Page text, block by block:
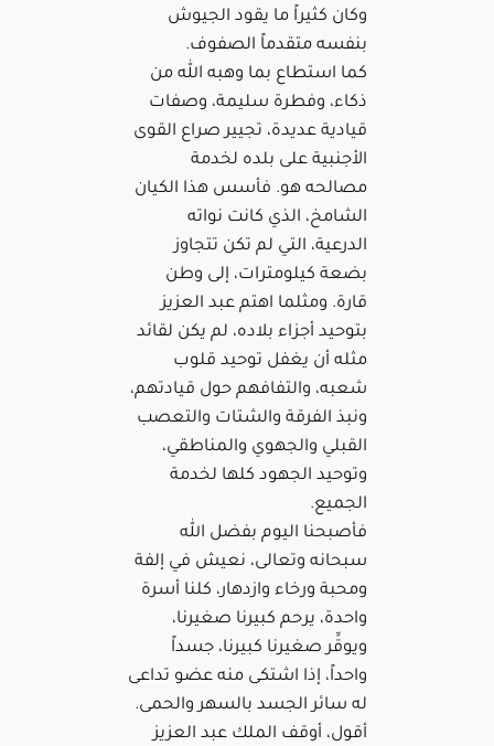
وكان كثيراً ما يقود الجيوش
بنفسه متقدماً الصفوف.
كما استطاع بما وهبه الله من
ذكاء، وفطرة سليمة، وصفات
قيادية عديدة، تجيير صراع القوى
الأجنبية على بلده لخدمة
مصالحه هو. فأسس هذا الكيان
الشامخ، الذي كانت نواته
الدرعية، التي لم تكن تتجاوز
بضعة كيلومترات، إلى وطن
قارة. ومثلما اهتم عبد العزيز
بتوحيد أجزاء بلاده، لم يكن لقائد
مثله أن يغفل توحيد قلوب
شعبه، والتفافهم حول قيادتهم،
ونبذ الفرقة والشتات والتعصب
القبلي والجهوي والمناطقي،
وتوحيد الجهود كلها لخدمة
الجميع.
فأصبحنا اليوم بفضل الله
سبحانه وتعالى، نعيش في إلفة
ومحبة ورخاء وازدهار، كلنا أسرة
واحدة، يرحم كبيرنا صغيرنا،
ويوقِّر صغيرنا كبيرنا، جسداً
واحداً، إذا اشتكى منه عضو تداعى
له سائر الجسد بالسهر والحمى.
أقول، أوقف الملك عبد العزيز